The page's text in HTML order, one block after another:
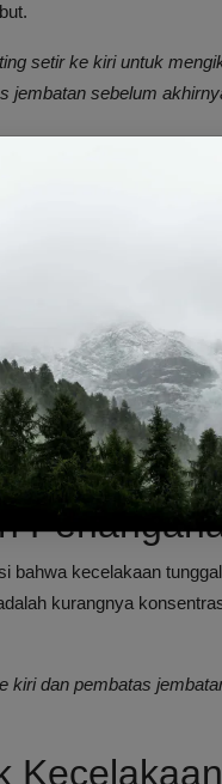
setir ke kiri untuk
jembatan sebelum
Kecamatan
Kecamatan Suruh,
Darmawanto,
melakukan evakuasi
dunia sementara
bahwa kecelakaan
kurangnya
kiri dan pembatas
Kecelakaan